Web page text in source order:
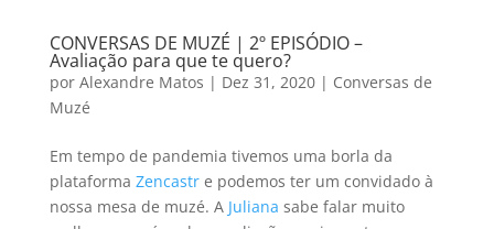
CONVERSAS DE MUZÉ | 2º EPISÓDIO –
Avaliação para que te quero?
por Alexandre Matos | Dez 31, 2020| Conversas de
Muzé
Em tempo de pandemia tivemos uma borla da
plataforma Zencastre podemos ter um convidado à
nossa mesa de muzé. A Juliana sabe falar muito